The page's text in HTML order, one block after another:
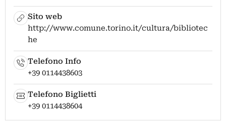
Sito web
http://www.comune.torino.it/cultura/bibliotec
he
Telefono Info
+39 0114438603
Telefono Biglietti
+39 0114438604